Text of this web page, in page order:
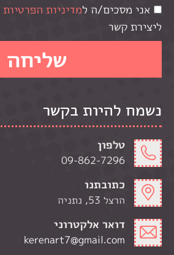
אני מסכים/ה למדיניות הפרטיות
ליצירת קשר
נשמח להיות בקשר
טלפון
09-862-7296
כתובתנו
הרצל 53, נתניה
דואר אלקטרוני
kerenart7@gmail.com